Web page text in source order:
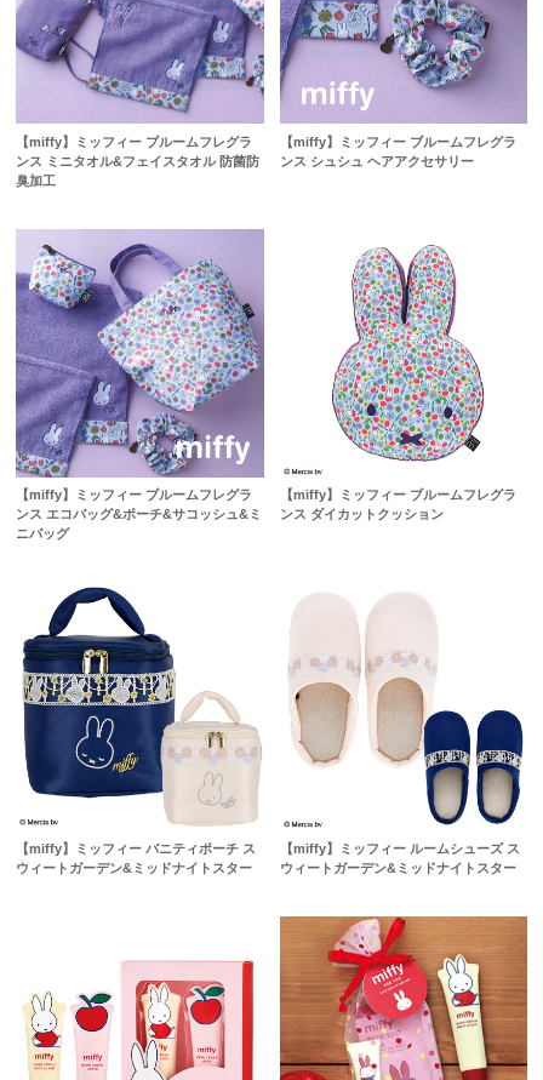
【miffy】ミッフィー ブルームフレグラ
ンス ミニタオル&フェイスタオル 防菌防
臭加工
【miffy】ミッフィー ブルームフレグラ
ンス シュシュ ヘアアクセサリー
【miffy】ミッフィー ブルームフレグラ
ンス エコバッグ&ポーチ&サコッシュ&ミ
ニバッグ
【miffy】ミッフィー ブルームフレグラ
ンス ダイカットクッション
【miffy】ミッフィー バニティポーチ ス
ウィートガーデン&ミッドナイトスター
【miffy】ミッフィー ルームシューズ ス
ウィートガーデン&ミッドナイトスター